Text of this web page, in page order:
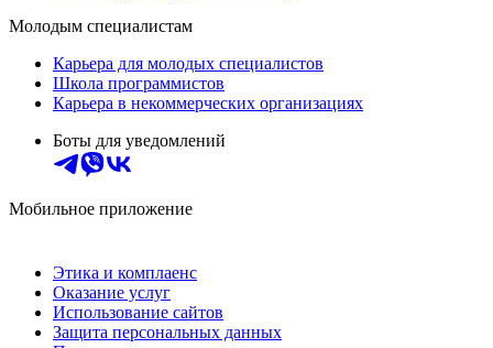
Молодым специалистам
Карьера для молодых специалистов
Школа программистов
Карьера в некоммерческих организациях
Боты для уведомлений
Мобильное приложение
Этика и комплаенс
Оказание услуг
Использование сайтов
Защита персональных данных